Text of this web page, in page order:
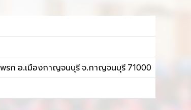
รก อ.เมืองกาญจนบุรี จ.กาญจนบุรี 71000